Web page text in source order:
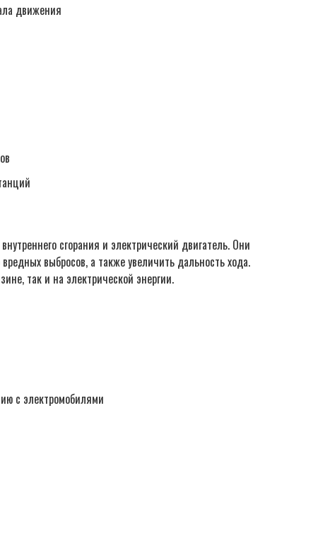
движения
сгорания и электрический двигатель. Они
выбросов, а также увеличить дальность хода.
так и на электрической энергии.
с электромобилями